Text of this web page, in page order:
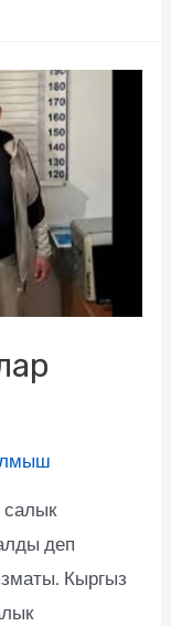
салык
деп
Кыргыз